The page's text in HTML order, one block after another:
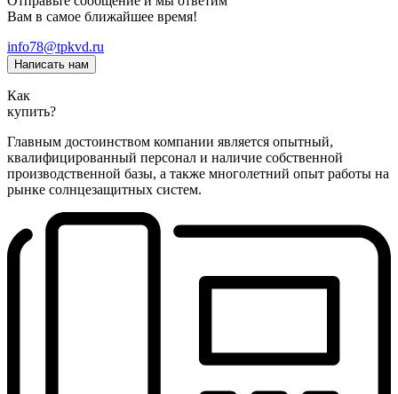
Вам в самое ближайшее время!
info78@tpkvd.ru
Написать нам
Как
купить?
Главным достоинством компании является опытный,
квалифицированный персонал и наличие собственной
производственной базы, а также многолетний опыт работы на
рынке солнцезащитных систем.